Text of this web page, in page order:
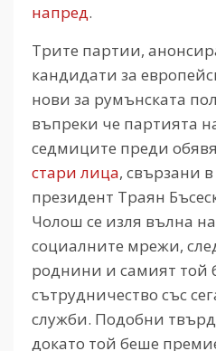
напред.
Трите партии,
кандидати за
нови за румънската
въпреки че партията
седмиците преди
стари лица, свързани
президент Траян
Чолош се изля вълна
социалните мрежи,
роднини и самият той
сътрудничество със
служби. Подобни
докато той беше